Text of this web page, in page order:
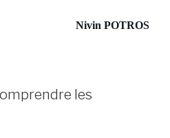
Nivin POTROS
les